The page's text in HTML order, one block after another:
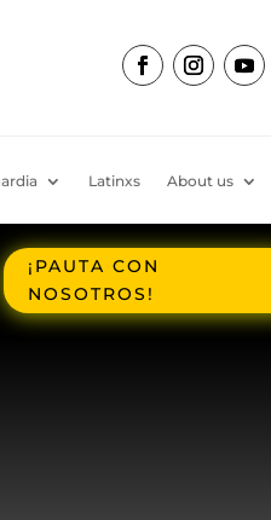
Latinxs About us
¡PAUTA CON
NOSOTROS!